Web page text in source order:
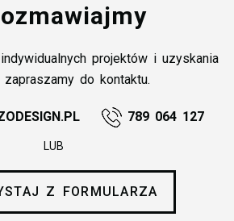
projektów i uzyskania
zapraszamy do kontaktu.
789 064 127
LUB
Z FORMULARZA